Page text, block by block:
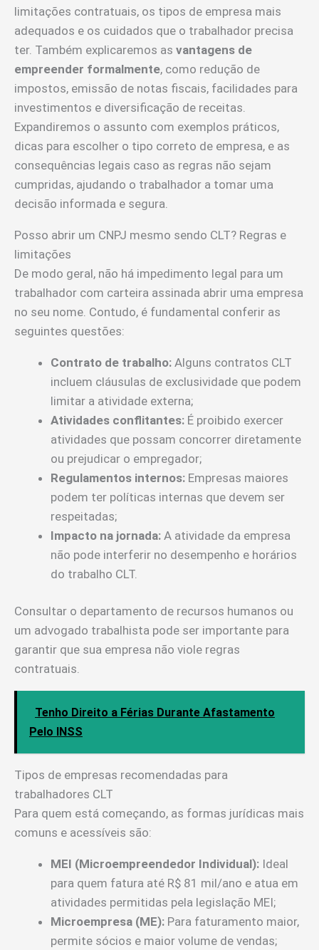
limitações contratuais, os tipos de empresa mais
adequados e os cuidados que o trabalhador precisa
ter. Também explicaremos as vantagens de
empreender formalmente, como redução de
impostos, emissão de notas fiscais, facilidades para
investimentos e diversificação de receitas.
Expandiremos o assunto com exemplos práticos,
dicas para escolher o tipo correto de empresa, e as
consequências legais caso as regras não sejam
cumpridas, ajudando o trabalhador a tomar uma
decisão informada e segura.
Posso abrir um CNPJ mesmo sendo CLT? Regras e
limitações
De modo geral, não há impedimento legal para um
trabalhador com carteira assinada abrir uma empresa
no seu nome. Contudo, é fundamental conferir as
seguintes questões:
Contrato de trabalho: Alguns contratos CLT
incluem cláusulas de exclusividade que podem
limitar a atividade externa;
Atividades conflitantes: É proibido exercer
atividades que possam concorrer diretamente
ou prejudicar o empregador;
Regulamentos internos: Empresas maiores
podem ter políticas internas que devem ser
respeitadas;
Impacto na jornada: A atividade da empresa
não pode interferir no desempenho e horários
do trabalho CLT.
Consultar o departamento de recursos humanos ou
um advogado trabalhista pode ser importante para
garantir que sua empresa não viole regras
contratuais.
Tenho Direito a Férias Durante Afastamento
Pelo INSS
Tipos de empresas recomendadas para
trabalhadores CLT
Para quem está começando, as formas jurídicas mais
comuns e acessíveis são:
MEI (Microempreendedor Individual): Ideal
para quem fatura até R$ 81 mil/ano e atua em
atividades permitidas pela legislação MEI;
Microempresa (ME): Para faturamento maior,
permite sócios e maior volume de vendas;